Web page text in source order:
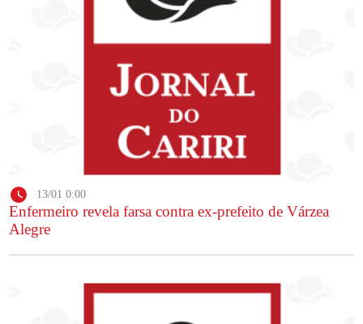
13/01 0:00
Enfermeiro revela farsa contra ex-prefeito de Várzea
Alegre